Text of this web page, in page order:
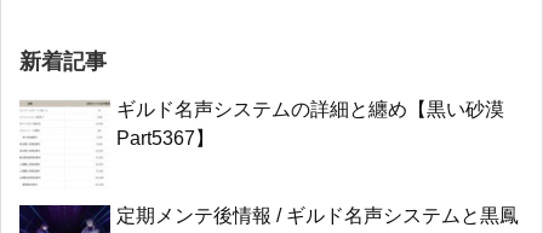
新着記事
ギルド名声システムの詳細と纏め【黒い砂漠
Part5367】
定期メンテ後情報 / ギルド名声システムと黒鳳